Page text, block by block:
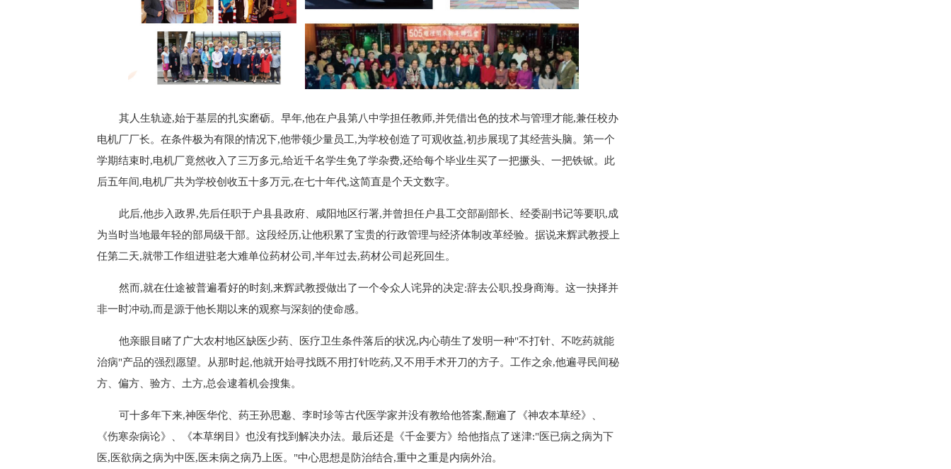
其人生轨迹,始于基层的扎实磨砺。早年,他在户县第八中学担任教师,并凭借出色的技术与管理才能,兼任校办
电机厂厂长。在条件极为有限的情况下,他带领少量员工,为学校创造了可观收益,初步展现了其经营头脑。第一个
学期结束时,电机厂竟然收入了三万多元,给近千名学生免了学杂费,还给每个毕业生买了一把撅头、一把铁锨。此
后五年间,电机厂共为学校创收五十多万元,在七十年代,这简直是个天文数字。
此后,他步入政界,先后任职于户县县政府、咸阳地区行署,并曾担任户县工交部副部长、经委副书记等要职,成
为当时当地最年轻的部局级干部。这段经历,让他积累了宝贵的行政管理与经济体制改革经验。据说来辉武教授上
任第二天,就带工作组进驻老大难单位药材公司,半年过去,药材公司起死回生。
然而,就在仕途被普遍看好的时刻,来辉武教授做出了一个令众人诧异的决定:辞去公职,投身商海。这一抉择并
非一时冲动,而是源于他长期以来的观察与深刻的使命感。
他亲眼目睹了广大农村地区缺医少药、医疗卫生条件落后的状况,内心萌生了发明一种"不打针、不吃药就能
治病"产品的强烈愿望。从那时起,他就开始寻找既不用打针吃药,又不用手术开刀的方子。工作之余,他遍寻民间秘
方、偏方、验方、土方,总会逮着机会搜集。
可十多年下来,神医华佗、药王孙思邈、李时珍等古代医学家并没有教给他答案,翻遍了《神农本草经》、
《伤寒杂病论》、《本草纲目》也没有找到解决办法。最后还是《千金要方》给他指点了迷津:"医已病之病为下
医,医欲病之病为中医,医未病之病乃上医。"中心思想是防治结合,重中之重是内病外治。